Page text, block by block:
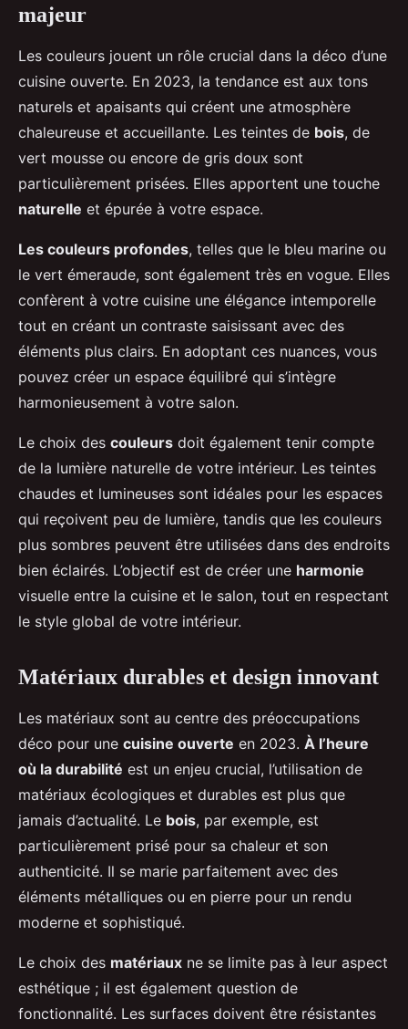
majeur
Les couleurs jouent un rôle crucial dans la déco d’une
cuisine ouverte. En 2023, la tendance est aux tons
naturels et apaisants qui créent une atmosphère
chaleureuse et accueillante. Les teintes de bois, de
vert mousse ou encore de gris doux sont
particulièrement prisées. Elles apportent une touche
naturelle et épurée à votre espace.
Les couleurs profondes, telles que le bleu marine ou
le vert émeraude, sont également très en vogue. Elles
confèrent à votre cuisine une élégance intemporelle
tout en créant un contraste saisissant avec des
éléments plus clairs. En adoptant ces nuances, vous
pouvez créer un espace équilibré qui s’intègre
harmonieusement à votre salon.
Le choix des couleurs doit également tenir compte
de la lumière naturelle de votre intérieur. Les teintes
chaudes et lumineuses sont idéales pour les espaces
qui reçoivent peu de lumière, tandis que les couleurs
plus sombres peuvent être utilisées dans des endroits
bien éclairés. L’objectif est de créer une harmonie
visuelle entre la cuisine et le salon, tout en respectant
le style global de votre intérieur.
Matériaux durables et design innovant
Les matériaux sont au centre des préoccupations
déco pour une cuisine ouverte en 2023. À l’heure
où la durabilité est un enjeu crucial, l’utilisation de
matériaux écologiques et durables est plus que
jamais d’actualité. Le bois, par exemple, est
particulièrement prisé pour sa chaleur et son
authenticité. Il se marie parfaitement avec des
éléments métalliques ou en pierre pour un rendu
moderne et sophistiqué.
Le choix des matériaux ne se limite pas à leur aspect
esthétique ; il est également question de
fonctionnalité. Les surfaces doivent être résistantes